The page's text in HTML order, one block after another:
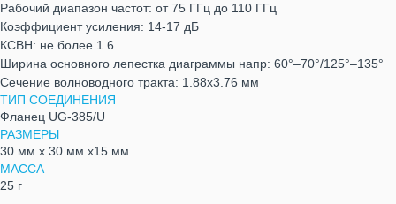
Рабочий диапазон частот: от 75 ГГц до 110 ГГц
Коэффициент усиления: 14-17 дБ
КСВН: не более 1.6
Ширина основного лепестка диаграммы напр: 60°–70°/125°–135°
Сечение волноводного тракта: 1.88х3.76 мм
ТИП СОЕДИНЕНИЯ
Фланец UG-385/U
РАЗМЕРЫ
30 мм х 30 мм х15 мм
МАССА
25 г